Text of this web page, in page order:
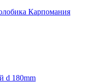
Карпомания
d 180mm